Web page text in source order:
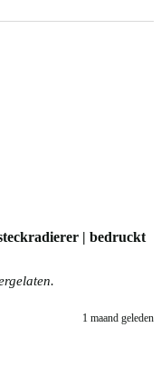
| bedruckt
1 maand geleden